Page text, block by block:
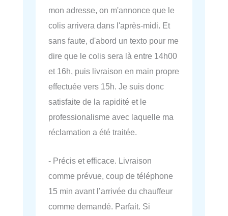
mon adresse, on m'annonce que le
colis arrivera dans l'après-midi. Et
sans faute, d'abord un texto pour me
dire que le colis sera là entre 14h00
et 16h, puis livraison en main propre
effectuée vers 15h. Je suis donc
satisfaite de la rapidité et le
professionalisme avec laquelle ma
réclamation a été traitée.
- Précis et efficace. Livraison
comme prévue, coup de téléphone
15 min avant l’arrivée du chauffeur
comme demandé. Parfait. Si